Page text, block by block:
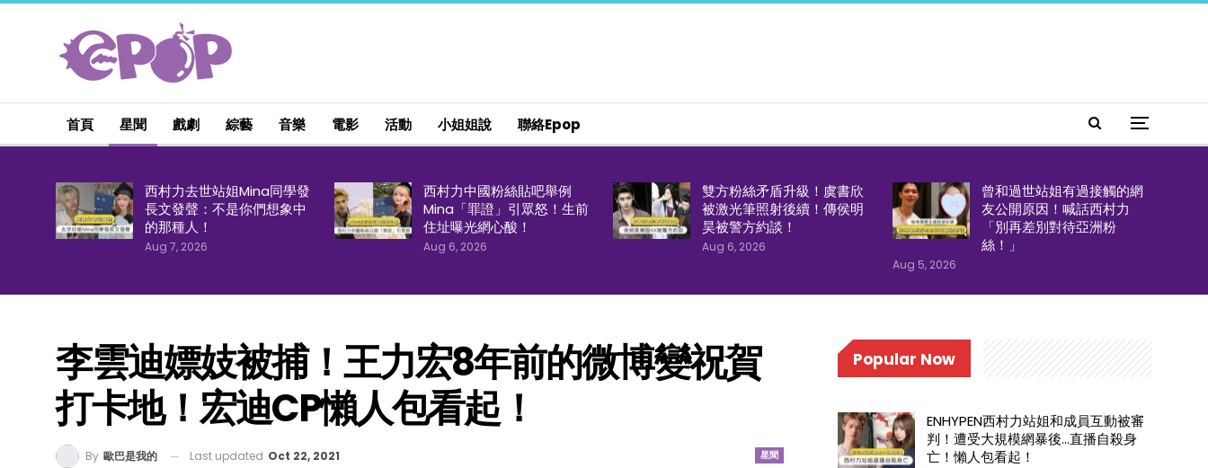
首頁 星聞 戲劇 綜藝 音樂 電影 活動 小姐姐說 聯絡epop
西村力去世站姐Mina同學發
長文發聲：不是你們想象中
的那種人！
Aug 7, 2026
西村力中國粉絲貼吧舉例
Mina「罪證」引眾怒！生前
住址曝光網心酸！
Aug 6, 2026
雙方粉絲矛盾升級！虞書欣
被激光筆照射後續！傳侯明
昊被警方約談！
Aug 6, 2026
曾和過世站姐有過接觸的網
友公開原因！喊話西村力
「別再差別對待亞洲粉
絲！」
Aug 5, 2026
李雲迪嫖妓被捕！王力宏8年前的微博變祝賀
打卡地！宏迪CP懶人包看起！
星聞
By 歐巴是我的 Last updated Oct 22, 2021
Popular Now
ENHYPEN西村力站姐和成員互動被審
判！遭受大規模網暴後…直播自殺身
亡！懶人包看起！